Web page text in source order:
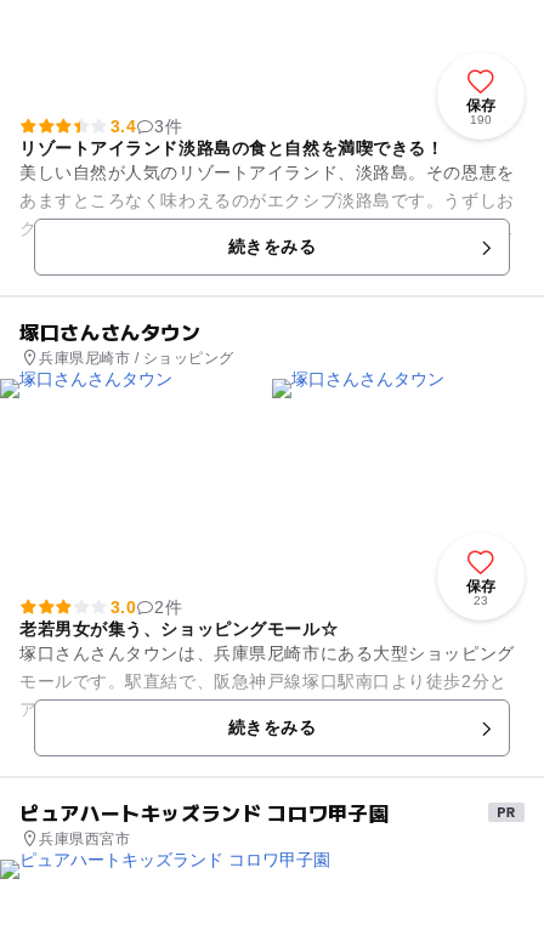
保存
190
3.4
3件
リゾートアイランド淡路島の食と自然を満喫できる！
美しい自然が人気のリゾートアイランド、淡路島。その恩恵を
あますところなく味わえるのがエクシブ淡路島です。うずしお
クルーズを楽しんだり、マリンレジャーを楽しんだり、本州に
も四国にも近いのでおでかけ...続きをみる
塚口さんさんタウン
兵庫県尼崎市 / ショッピング
保存
23
3.0
2件
老若男女が集う、ショッピングモール☆
塚口さんさんタウンは、兵庫県尼崎市にある大型ショッピング
モールです。駅直結で、阪急神戸線塚口駅南口より徒歩2分と
アクセスも抜群です。１番館から2番館まであり、館内はスー
パーがあります。また、献血...続きをみる
ピュアハートキッズランド コロワ甲子園
兵庫県西宮市